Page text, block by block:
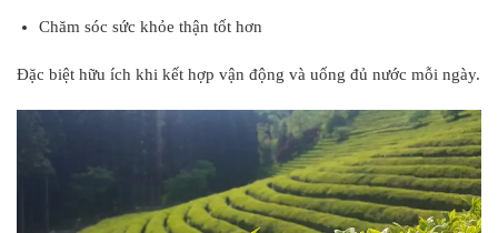
Chăm sóc sức khỏe thận tốt hơn
Đặc biệt hữu ích khi kết hợp vận động và uống đủ nước mỗi ngày.